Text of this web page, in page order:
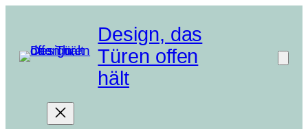
springen
Design, das
Türen offen
hält